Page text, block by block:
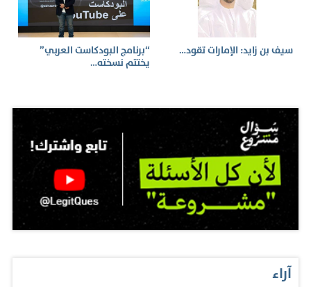
سيف بن زايد: الإمارات تقود… “برنامج البودكاست العربي”
يختتم نسخته…
آراء